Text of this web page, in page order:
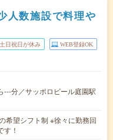
人数施設で料理や
土日祝日が休み WEB登録OK
---分／サッポロビール庭園駅
希望シフト制 ※徐々に勤務回
！